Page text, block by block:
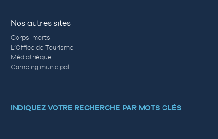
Nos autres sites
Corps-morts
L’Office de Tourisme
Médiathèque
Camping municipal
INDIQUEZ VOTRE RECHERCHE PAR MOTS CLÉS